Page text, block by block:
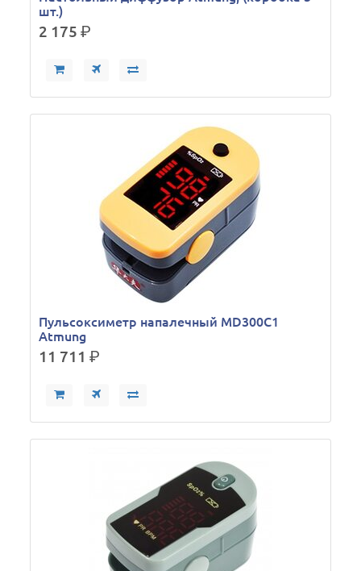
шт.)
2 175р.
Пульсоксиметр напалечный MD300C1
Atmung
11 711р.